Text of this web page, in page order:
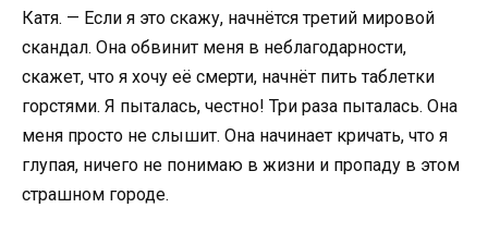
Катя. — Если я это скажу, начнётся третий мировой
скандал. Она обвинит меня в неблагодарности,
скажет, что я хочу её смерти, начнёт пить таблетки
горстями. Я пыталась, честно! Три раза пыталась. Она
меня просто не слышит. Она начинает кричать, что я
глупая, ничего не понимаю в жизни и пропаду в этом
страшном городе.